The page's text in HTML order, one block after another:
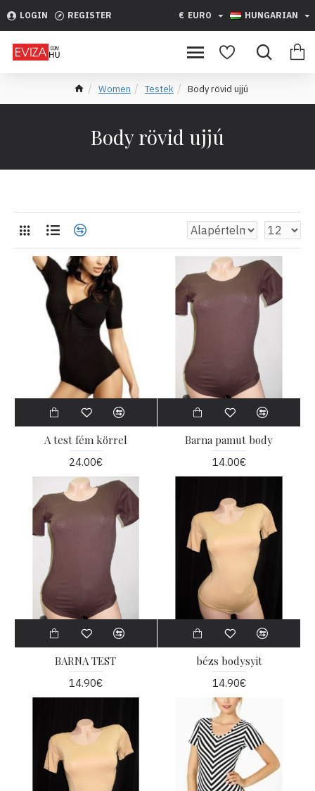
LOGIN REGISTER € EURO HUNGARIAN
Women Testek Body rövid ujjú
Body rövid ujjú
A test fém körrel
24.00€
Barna pamut body
14.00€
BARNA TEST
14.90€
bézs bodysyit
14.90€